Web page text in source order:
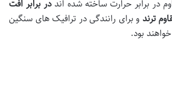
در برابر حرارت ساخته شده انددر برابر افت
ترند و برای رانندگی در ترافیک های سنگین
بود.